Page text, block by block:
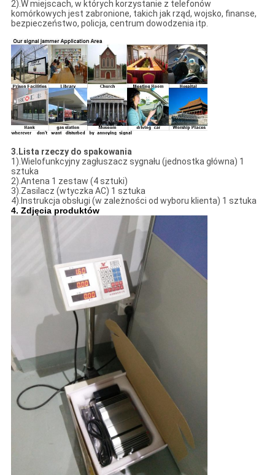
2).W miejscach, w których korzystanie z telefonów
komórkowych jest zabronione, takich jak rząd, wojsko, finanse,
bezpieczeństwo, policja, centrum dowodzenia itp.
3. Lista rzeczy do spakowania
1).Wielofunkcyjny zagłuszacz sygnału (jednostka główna) 1
sztuka
2).Antena 1 zestaw (4 sztuki)
3).Zasilacz (wtyczka AC) 1 sztuka
4).Instrukcja obsługi (w zależności od wyboru klienta) 1 sztuka
4. Zdjęcia produktów